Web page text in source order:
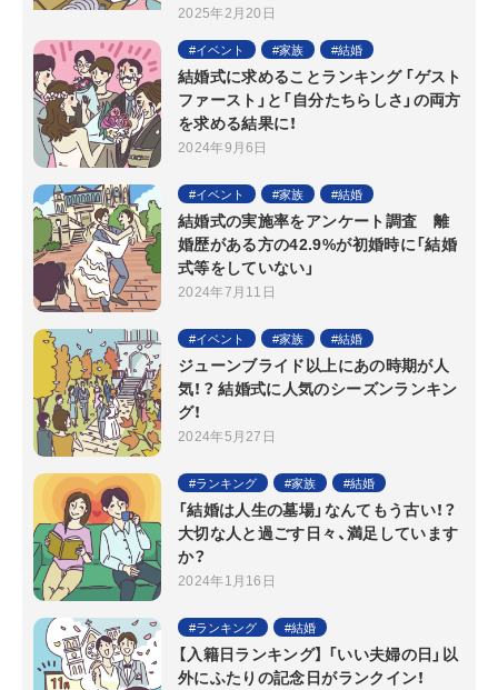
2025年2月20日
イベント 家族 結婚
結婚式に求めることランキング 「ゲスト
ファースト」と「自分たちらしさ」の両方
を求める結果に！
2024年9月6日
イベント 家族 結婚
結婚式の実施率をアンケート調査 離
婚歴がある方の42.9%が初婚時に「結婚
式等をしていない」
2024年7月11日
イベント 家族 結婚
ジューンブライド以上にあの時期が人
気！？ 結婚式に人気のシーズンランキン
グ！
2024年5月27日
ランキング 家族 結婚
「結婚は人生の墓場」なんてもう古い！？
大切な人と過ごす日々、満足しています
か？
2024年1月16日
ランキング 結婚
【入籍日ランキング】 「いい夫婦の日」以
外にふたりの記念日がランクイン！